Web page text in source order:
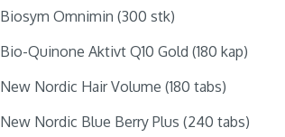
Biosym Omnimin (300 stk)
Bio-Quinone Aktivt Q10 Gold (180 kap)
New Nordic Hair Volume (180 tabs)
New Nordic Blue Berry Plus (240 tabs)